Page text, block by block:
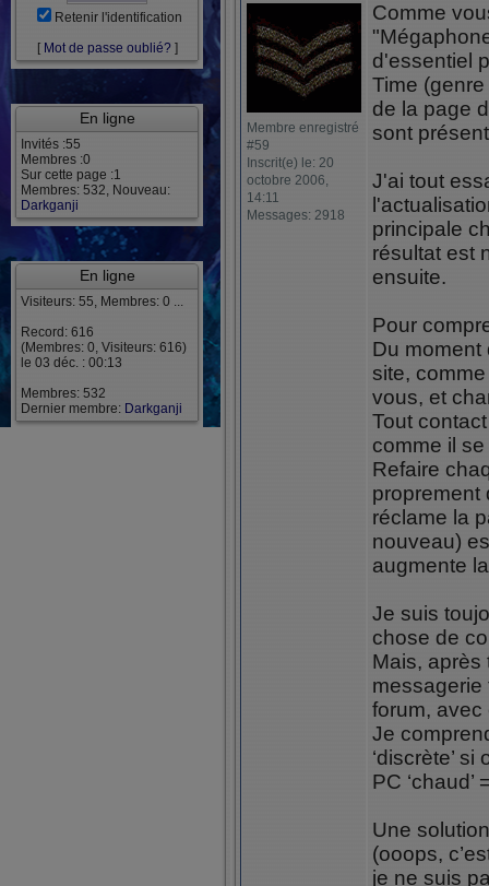
Retenir l'identification
[ Mot de passe oublié? ]
En ligne
Invités :55
Membres :0
Sur cette page :1
Membres: 532, Nouveau:
Darkganji
En ligne
Visiteurs: 55, Membres: 0 ...
Record: 616
(Membres: 0, Visiteurs: 616)
le 03 déc. : 00:13
Membres: 532
Dernier membre: Darkganji
Membre enregistré
#59
Inscrit(e) le: 20
octobre 2006,
14:11
Messages: 2918
Comme
d'essentiel
Time
de la page
sont
J'ai tout
principale
résultat est
ensuite.
Pour
Du moment
site,
vous, et
Tout
comme il se
Refaire
proprement
réclame la
nouveau)
augmente
Je suis
chose de
Mais, après
forum, avec
Je
‘discrète’
PC
Une
(ooops,
je ne suis